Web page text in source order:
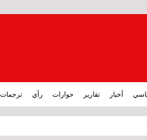
أخبار تقارير حوارات رأي ترجمات